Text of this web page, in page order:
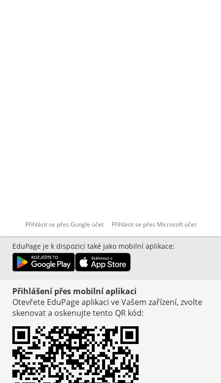
Přihlásit se přes Google účet Přihlásit se přes Microsoft účet
EduPage je k dispozici také jako mobilní aplikace:
Přihlášení přes mobilní aplikaci
Otevřete EduPage aplikaci ve Vašem zařízení, zvolte
skenovat a oskenujte tento QR kód: